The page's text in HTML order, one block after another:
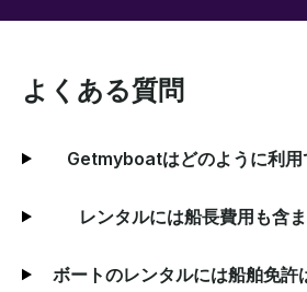
よくある質問
Getmyboatはどのように利用
レンタルには船長費用も含
ボートのレンタルには船舶免許